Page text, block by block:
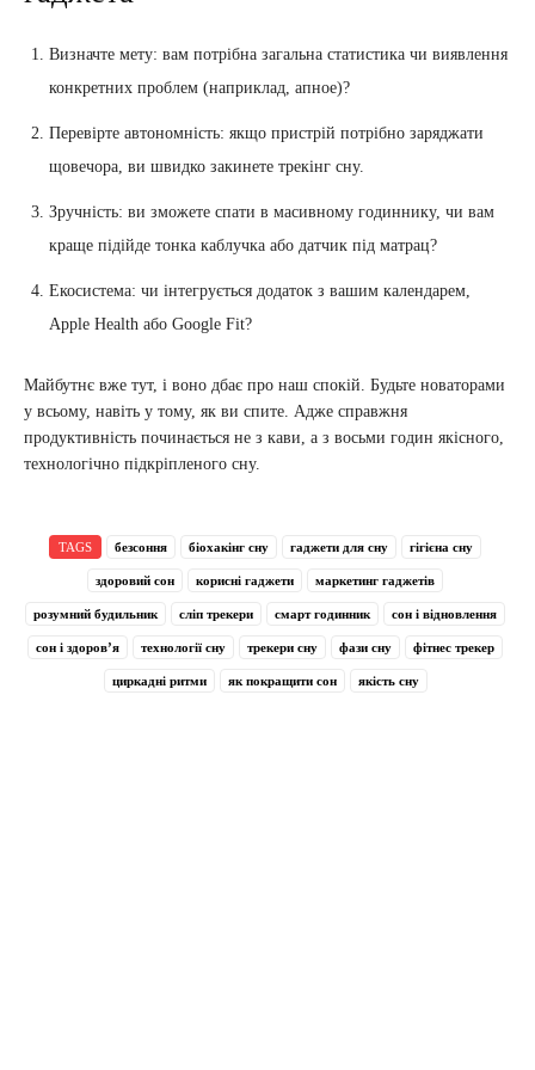
Визначте мету: вам потрібна загальна статистика чи виявлення
конкретних проблем (наприклад, апное)?
Перевірте автономність: якщо пристрій потрібно заряджати
щовечора, ви швидко закинете трекінг сну.
Зручність: ви зможете спати в масивному годиннику, чи вам
краще підійде тонка каблучка або датчик під матрац?
Екосистема: чи інтегрується додаток з вашим календарем,
Apple Health або Google Fit?
Майбутнє вже тут, і воно дбає про наш спокій. Будьте новаторами
у всьому, навіть у тому, як ви спите. Адже справжня
продуктивність починається не з кави, а з восьми годин якісного,
технологічно підкріпленого сну.
TAGS безсоння біохакінг сну гаджети для сну гігієна сну
здоровий сон корисні гаджети маркетинг гаджетів
розумний будильник сліп трекери смарт годинник сон і відновлення
сон і здоров’я технології сну трекери сну фази сну фітнес трекер
циркадні ритми як покращити сон якість сну